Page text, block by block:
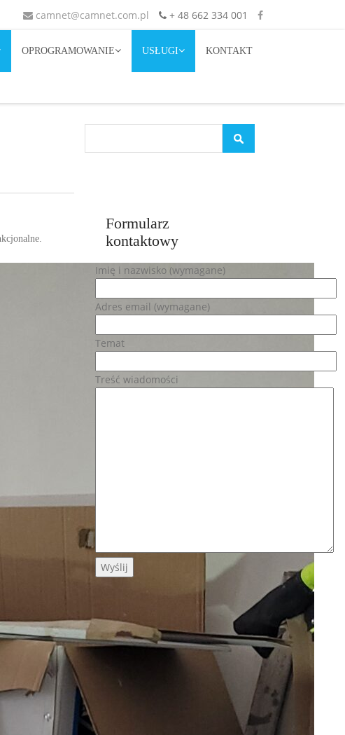
camnet@camnet.com.pl + 48 662 334 001
OPROGRAMOWANIE USŁUGI KONTAKT
Formularz
kontaktowy
Imię i nazwisko (wymagane)
Adres email (wymagane)
Temat
Treść wiadomości